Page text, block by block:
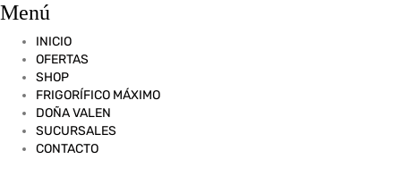
Menú
INICIO
OFERTAS
SHOP
FRIGORÍFICO MÁXIMO
DOÑA VALEN
SUCURSALES
CONTACTO